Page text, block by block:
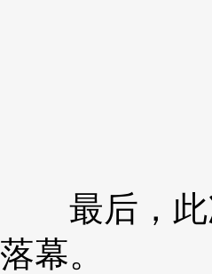
最后，此
落幕。